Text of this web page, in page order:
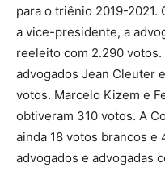
para o triênio 2019-2021.
a vice-presidente, a
reeleito com 2.290
advogados Jean Cleuter
votos. Marcelo Kizem e
obtiveram 310 votos. A
ainda 18 votos brancos e
advogados e advogadas